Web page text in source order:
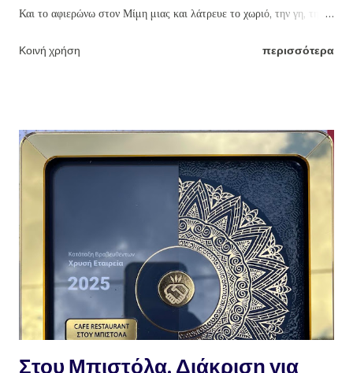
Και το αφιερώνω στον Μίμη μιας και λάτρευε το χωριό, την γη, την
τα χεράκια του. Πράξεις που έκανε κάθε χρόνο τέτοιες μέρες, εδώ
παλαιότερο λάδι θα βρούμε. Όσο παλαιότερο το λάδι, τόσο το
καλύτερο, αν θέλουμε να κάνουμε σαπούνι που θα είναι εξαιρετικό,
υγιεινό, υποαλεργικό, αγνό και κυρίως 100% οικολογικό, μέσα σε
1/2 ώρα. Οδηγίες : ζυγίζουμε το λάδι που έχουμε σε ζυγαριά
ακριβείας. Σημειωτέον πως, το μπουκάλι με το 1 λίτρο λάδι δεν
ζυγίζει 1 κιλό λάδι, μιας και είναι πολύ ελαφρύτερο ! για κάθε κιλό
λάδι χρειαζόμαστε 300 γραμμά...
Κοινή χρήση περισσότερα
Στου Μπιστόλα. Διάκριση για